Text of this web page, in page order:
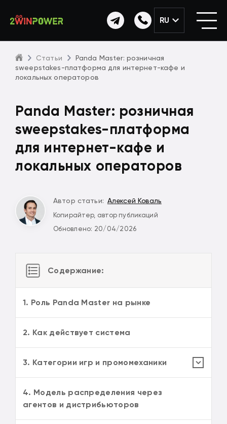
RU
Статьи
Panda Master: розничная
sweepstakes-платформа для интернет-кафе и
локальных операторов
Panda Master: розничная
sweepstakes-платформа
для интернет-кафе и
локальных операторов
Автор статьи: Алексей Коваль
Копирайтер, автор публикаций
Обновлено: 20/04/2026
Содержание:
1. Роль Panda Master на рынке
2. Как действует система
3. Категории игр и промомеханики
4. Модель распределения через
агентов и дистрибьюторов